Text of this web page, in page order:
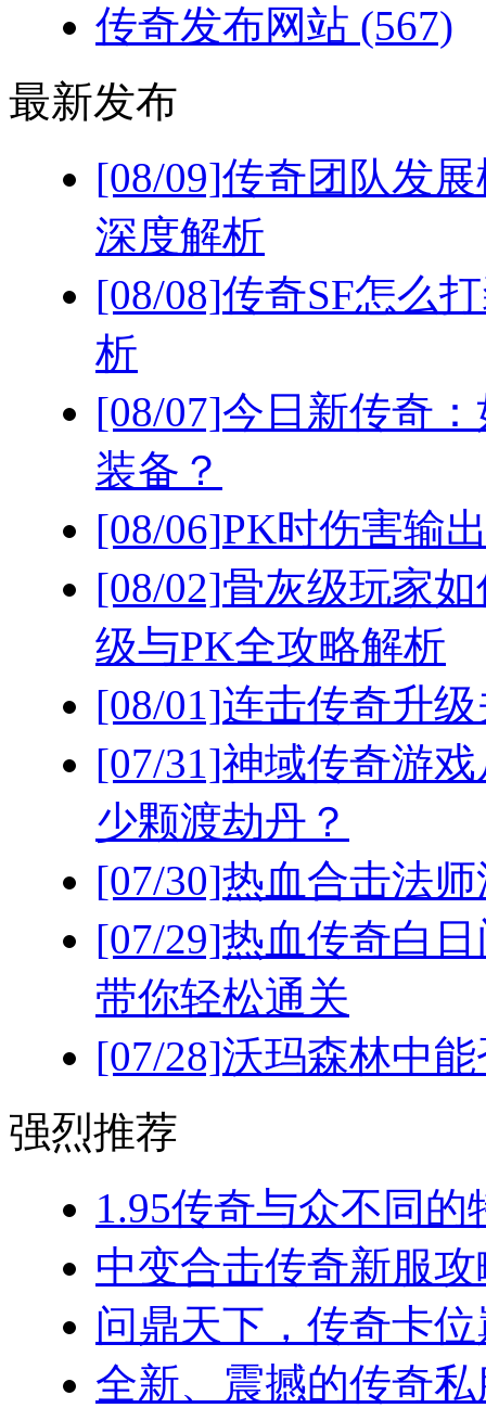
传奇发布网站 (567)
最新发布
[08/09]传奇团队发
深度解析
[08/08]传奇SF怎么
析
[08/07]今日新传奇
装备？
[08/06]PK时伤害输
[08/02]骨灰级玩家
级与PK全攻略解析
[08/01]连击传奇升
[07/31]神域传奇游
少颗渡劫丹？
[07/30]热血合击法
[07/29]热血传奇白
带你轻松通关
[07/28]沃玛森林中
强烈推荐
1.95传奇与众不同
中变合击传奇新服
问鼎天下，传奇卡
全新、震撼的传奇